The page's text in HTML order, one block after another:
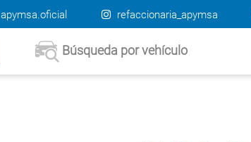
apymsa.oficial refaccionaria_apymsa
Búsqueda por vehículo